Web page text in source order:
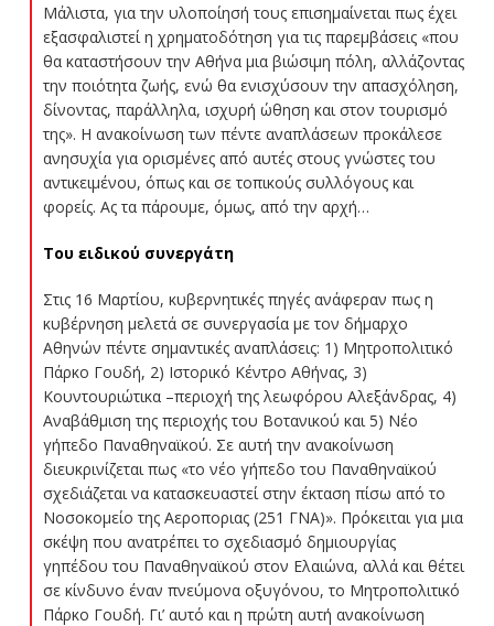
Μάλιστα, για την υλοποίησή τους επισημαίνεται πως έχει
εξασφαλιστεί η χρηματοδότηση για τις παρεμβάσεις «που
θα καταστήσουν την Αθήνα μια βιώσιμη πόλη, αλλάζοντας
την ποιότητα ζωής, ενώ θα ενισχύσουν την απασχόληση,
δίνοντας, παράλληλα, ισχυρή ώθηση και στον τουρισμό
της». Η ανακοίνωση των πέντε αναπλάσεων προκάλεσε
ανησυχία για ορισμένες από αυτές στους γνώστες του
αντικειμένου, όπως και σε τοπικούς συλλόγους και
φορείς. Ας τα πάρουμε, όμως, από την αρχή…
Του ειδικού συνεργάτη
Στις 16 Μαρτίου, κυβερνητικές πηγές ανάφεραν πως η
κυβέρνηση μελετά σε συνεργασία με τον δήμαρχο
Αθηνών πέντε σημαντικές αναπλάσεις: 1) Μητροπολιτικό
Πάρκο Γουδή, 2) Ιστορικό Κέντρο Αθήνας, 3)
Κουντουριώτικα –περιοχή της λεωφόρου Αλεξάνδρας, 4)
Αναβάθμιση της περιοχής του Βοτανικού και 5) Νέο
γήπεδο Παναθηναϊκού. Σε αυτή την ανακοίνωση
διευκρινίζεται πως «το νέο γήπεδο του Παναθηναϊκού
σχεδιάζεται να κατασκευαστεί στην έκταση πίσω από το
Νοσοκομείο της Αεροποριας (251 ΓΝΑ)». Πρόκειται για μια
σκέψη που ανατρέπει το σχεδιασμό δημιουργίας
γηπέδου του Παναθηναϊκού στον Ελαιώνα, αλλά και θέτει
σε κίνδυνο έναν πνεύμονα οξυγόνου, το Μητροπολιτικό
Πάρκο Γουδή. Γι’ αυτό και η πρώτη αυτή ανακοίνωση